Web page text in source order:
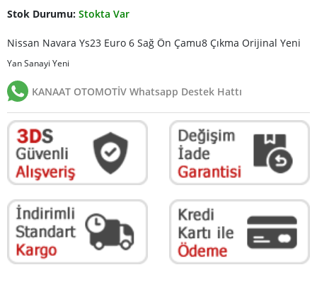
Stok Durumu: Stokta Var
Nissan Navara Ys23 Euro 6 Sağ Ön Çamu8 Çıkma Orijinal Yeni
Yan Sanayi Yeni
KANAAT OTOMOTİV Whatsapp Destek Hattı